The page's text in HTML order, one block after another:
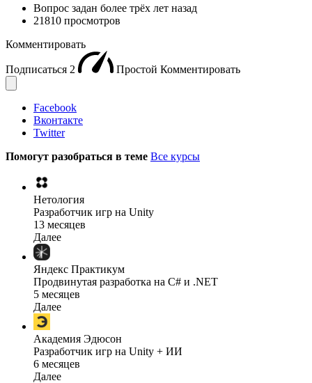
Вопрос задан более трёх лет назад
21810 просмотров
Комментировать
Подписаться 2 Простой Комментировать
Facebook
Вконтакте
Twitter
Помогут разобраться в теме Все курсы
Нетология
Разработчик игр на Unity
13 месяцев
Далее
Яндекс Практикум
Продвинутая разработка на C# и .NET
5 месяцев
Далее
Академия Эдюсон
Разработчик игр на Unity + ИИ
6 месяцев
Далее